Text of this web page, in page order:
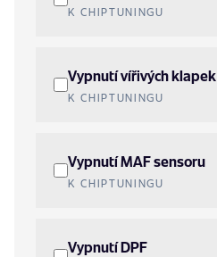
K CHIPTUNINGU
Vypnutí vířivých klapek
K CHIPTUNINGU
Vypnutí MAF sensoru
K CHIPTUNINGU
Vypnutí DPF